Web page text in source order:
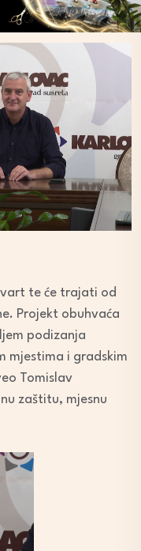
te će trajati od
Projekt obuhvaća
podizanja
mjestima i gradskim
Tomislav
zaštitu, mjesnu